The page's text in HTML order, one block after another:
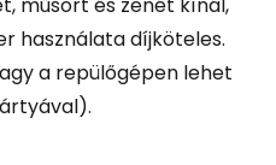
műsort és zenét kínál,
használata díjköteles.
a repülőgépen lehet